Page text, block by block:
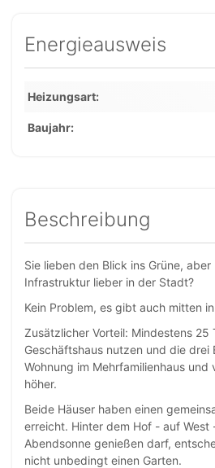
Energieausweis
Heizungsart
Baujahr
Beschreibung
Sie lieben den Blick ins Grüne,
Infrastruktur lieber in der Stadt?
Kein Problem, es gibt auch mitten
Zusätzlicher Vorteil: Mindestens
Geschäftshaus nutzen und die drei
Wohnung im Mehrfamilienhaus
höher.
Beide Häuser haben einen
erreicht. Hinter dem Hof - auf
Abendsonne genießen darf,
nicht unbedingt einen Garten.